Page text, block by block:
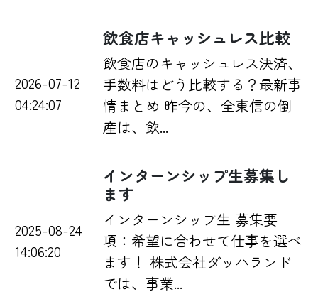
2026-07-12
04:24:07
飲食店キャッシュレス比較
飲食店のキャッシュレス決済、
手数料はどう比較する？最新事
情まとめ 昨今の、全東信の倒
産は、飲...
2025-08-24
14:06:20
インターンシップ生募集し
ます
インターンシップ生 募集要
項：希望に合わせて仕事を選べ
ます！ 株式会社ダッハランド
では、事業...